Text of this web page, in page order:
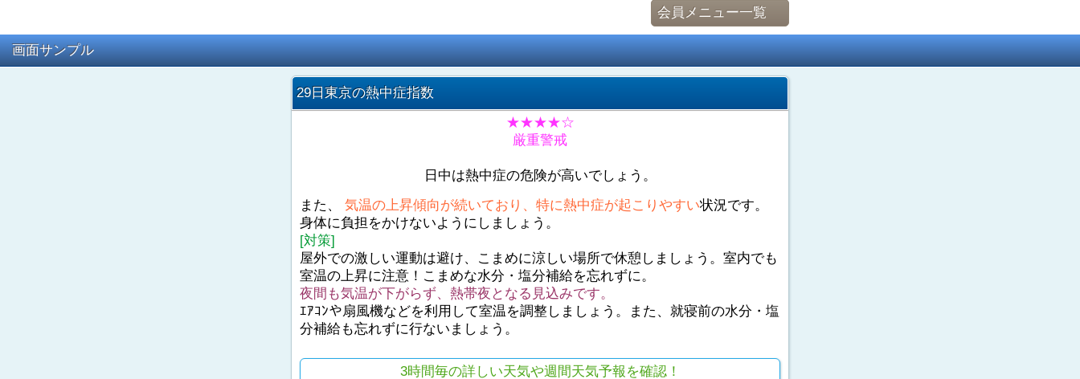
会員メニュー一覧
画面サンプル
29日東京の熱中症指数
★★★★☆
厳重警戒
日中は熱中症の危険が高いでしょう。
また、 気温の上昇傾向が続いており、特に熱中症が起こりやすい状況です。
身体に負担をかけないようにしましょう。
[対策]
屋外での激しい運動は避け、こまめに涼しい場所で休憩しましょう。室内でも
室温の上昇に注意！こまめな水分・塩分補給を忘れずに。
夜間も気温が下がらず、熱帯夜となる見込みです。
ｴｱｺﾝや扇風機などを利用して室温を調整しましょう。また、就寝前の水分・塩
分補給も忘れずに行ないましょう。
3時間毎の詳しい天気や週間天気予報を確認！